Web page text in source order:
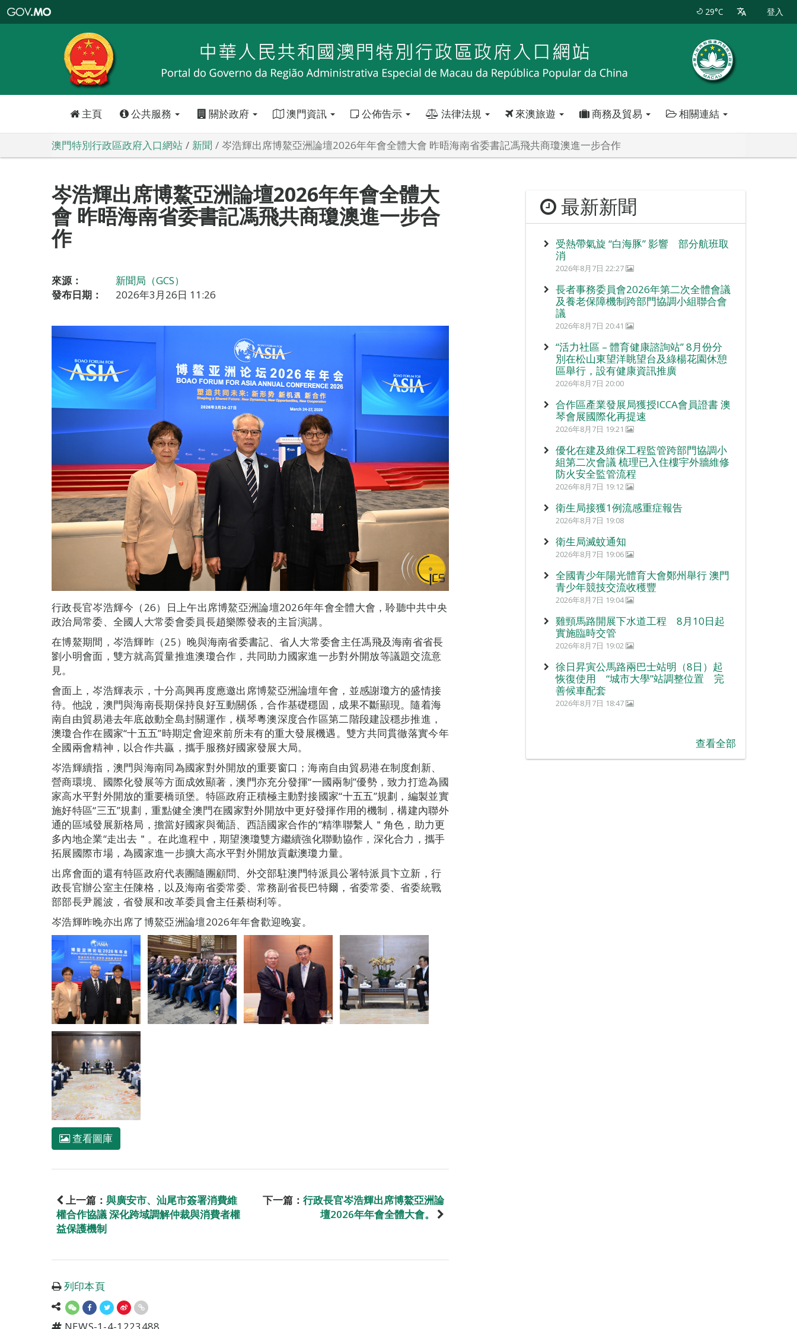
特
政
區
政
口
29°C 登入
主頁 公共服務 關於政府 澳門資訊 公佈告示 法律法規 來澳旅遊 商務及貿易 相關連結
澳門特別行政區政府入口網站 新聞 岑浩輝出席博鰲亞洲論壇2026年年會全體大會 昨晤海南省委書記馮飛共商瓊澳進一步合作
岑浩輝出席博鰲亞洲論壇2026年年會全體大
會 昨晤海南省委書記馮飛共商瓊澳進一步合
作
來源：
新聞局（GCS）
發布日期：
2026年3月26日 11:26
行政長官岑浩輝今（26）日上午出席博鰲亞洲論壇2026年年會全體大會，聆聽中共中央
政治局常委、全國人大常委會委員長趙樂際發表的主旨演講。
在博鰲期間，岑浩輝昨（25）晚與海南省委書記、省人大常委會主任馮飛及海南省省長
劉小明會面，雙方就高質量推進澳瓊合作，共同助力國家進一步對外開放等議題交流意
見。
會面上，岑浩輝表示，十分高興再度應邀出席博鰲亞洲論壇年會，並感謝瓊方的盛情接
待。他說，澳門與海南長期保持良好互動關係，合作基礎穩固，成果不斷顯現。隨着海
南自由貿易港去年底啟動全島封關運作，橫琴粵澳深度合作區第二階段建設穩步推進，
澳瓊合作在國家“十五五”時期定會迎來前所未有的重大發展機遇。雙方共同貫徹落實今年
全國兩會精神，以合作共贏，攜手服務好國家發展大局。
岑浩輝續指，澳門與海南同為國家對外開放的重要窗口；海南自由貿易港在制度創新、
營商環境、國際化發展等方面成效顯著，澳門亦充分發揮“一國兩制”優勢，致力打造為國
家高水平對外開放的重要橋頭堡。特區政府正積極主動對接國家“十五五”規劃，編製並實
施好特區“三五”規劃，重點健全澳門在國家對外開放中更好發揮作用的機制，構建內聯外
通的區域發展新格局，擔當好國家與葡語、西語國家合作的“精準聯繫人＂角色，助力更
多內地企業“走出去＂。在此進程中，期望澳瓊雙方繼續強化聯動協作，深化合力，攜手
拓展國際市場，為國家進一步擴大高水平對外開放貢獻澳瓊力量。
出席會面的還有特區政府代表團隨團顧問、外交部駐澳門特派員公署特派員卞立新，行
政長官辦公室主任陳格，以及海南省委常委、常務副省長巴特爾，省委常委、省委統戰
部部長尹麗波，省發展和改革委員會主任綦樹利等。
岑浩輝昨晚亦出席了博鰲亞洲論壇2026年年會歡迎晚宴。
查看圖庫
上一篇： 與廣安市、汕尾市簽署消費維
權合作協議 深化跨域調解仲裁與消費者權
益保護機制
下一篇： 行政長官岑浩輝出席博鰲亞洲論
壇2026年年會全體大會。
列印本頁
NEWS-1-4-1223488
最新新聞
受熱帶氣旋 “白海豚” 影響 部分航班取
消
2026年8月7日 22:27
長者事務委員會2026年第二次全體會議
及養老保障機制跨部門協調小組聯合會
議
2026年8月7日 20:41
“活力社區 – 體育健康諮詢站” 8月份分
別在松山東望洋眺望台及綠楊花園休憩
區舉行，設有健康資訊推廣
2026年8月7日 20:00
合作區產業發展局獲授ICCA會員證書 澳
琴會展國際化再提速
2026年8月7日 19:21
優化在建及維保工程監管跨部門協調小
組第二次會議 梳理已入住樓宇外牆維修
防火安全監管流程
2026年8月7日 19:12
衛生局接獲1例流感重症報告
2026年8月7日 19:08
衛生局滅蚊通知
2026年8月7日 19:06
全國青少年陽光體育大會鄭州舉行 澳門
青少年競技交流收穫豐
2026年8月7日 19:04
雞頸馬路開展下水道工程 8月10日起
實施臨時交管
2026年8月7日 19:02
徐日昇寅公馬路兩巴士站明（8日）起
恢復使用 “城市大學”站調整位置 完
善候車配套
2026年8月7日 18:47
查看全部